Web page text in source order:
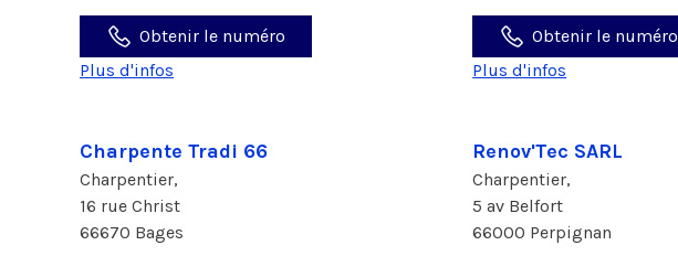
Obtenir le numéro
Plus d'infos
Obtenir le numéro
Plus d'infos
Charpente Tradi 66
Charpentier,
16 rue Christ
66670 Bages
Renov'Tec SARL
Charpentier,
5 av Belfort
66000 Perpignan